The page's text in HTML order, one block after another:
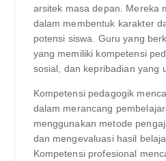
arsitek masa depan. Mereka
dalam membentuk karakter
potensi siswa. Guru yang
yang memiliki kompetensi
sosial, dan kepribadian yang
Kompetensi pedagogik
dalam merancang
menggunakan metode
dan mengevaluasi hasil
Kompetensi profesional